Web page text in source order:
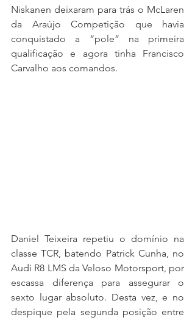
Niskanen deixaram para trás o McLaren
da Araújo Competição que havia
conquistado a “pole” na primeira
qualificação e agora tinha Francisco
Carvalho aos comandos.
Daniel Teixeira repetiu o domínio na
classe TCR, batendo Patrick Cunha, no
Audi R8 LMS da Veloso Motorsport, por
escassa diferença para assegurar o
sexto lugar absoluto. Desta vez, e no
despique pela segunda posição entre